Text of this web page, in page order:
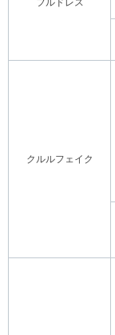
フルドレス
クルルフェイク